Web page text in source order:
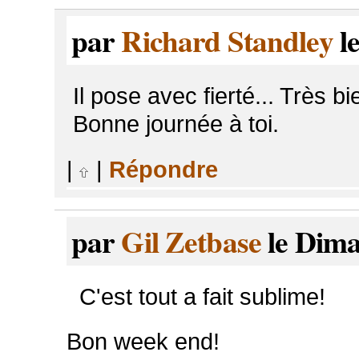
parRichard Standley
Il pose avec fierté... Très
Bonne journée à toi.
|
| Répondre
parGil Zetbasele
C'est tout a fait sublime!
Bon week end!